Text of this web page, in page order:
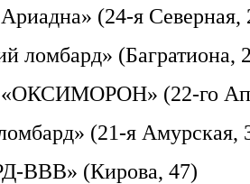
(24-я Северная,
ломбард» (Багратиона,
(22-го
(21-я Амурская,
ВВВ» (Кирова, 47)